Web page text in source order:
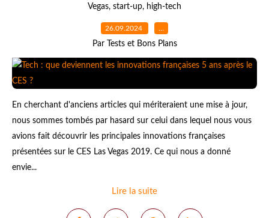
Vegas, start-up, high-tech
26.09.2024 …
Par Tests et Bons Plans
En cherchant d'anciens articles qui mériteraient une mise à jour,
nous sommes tombés par hasard sur celui dans lequel nous vous
avions fait découvrir les principales innovations françaises
présentées sur le CES Las Vegas 2019. Ce qui nous a donné
envie...
Lire la suite